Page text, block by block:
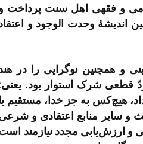
و فقهی اهل سنت پرداخت
اندیشۀ وحدت الوجود و
و همچنین نوگرایی را در
قطعی شرک استوار بود.
هیچ‌­کس به جز خدا، مستقیم
و سایر منابع اعتقادی و
و ارزش‌یابی مجدد نیازمند